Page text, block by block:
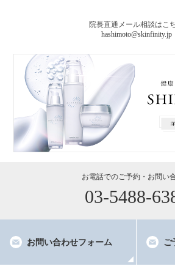
院長直通メール相談はこ
hashimoto@skinfinity.jp
03-5488-
お問い合わせフォーム ご